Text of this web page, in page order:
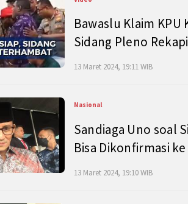
Bawaslu Klaim
Sidang Pleno
13 Maret 2024, 19:11 WIB
Nasional
Sandiaga Uno soal
Bisa Dikonfirmasi
13 Maret 2024, 19:10 WIB